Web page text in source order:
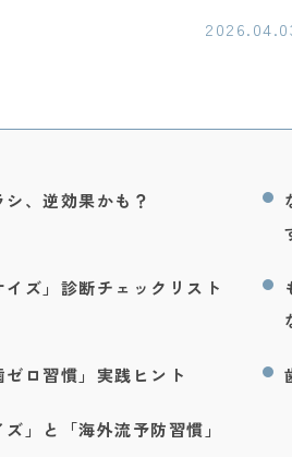
、逆効果かも？
ズ」診断チェックリスト
ロ習慣」実践ヒント
」と「海外流予防習慣」